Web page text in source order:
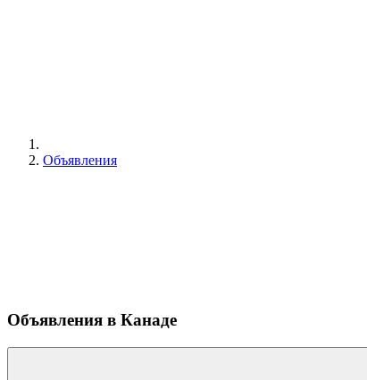
Объявления
Объявления в Канаде